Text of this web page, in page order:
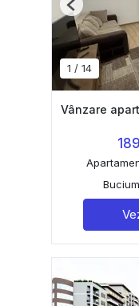
1 / 14
Previous
Vânzare